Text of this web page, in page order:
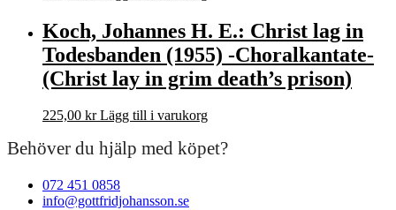
Koch, Johannes H. E.: Christ lag in
Todesbanden (1955) -Choralkantate-
(Christ lay in grim death’s prison)
225,00 kr Lägg till i varukorg
Behöver du hjälp med köpet?
072 451 0858
info@gottfridjohansson.se